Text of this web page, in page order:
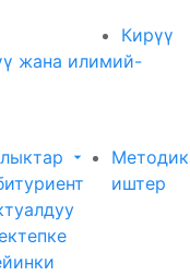
Кирүү
жана илимий-
иштер